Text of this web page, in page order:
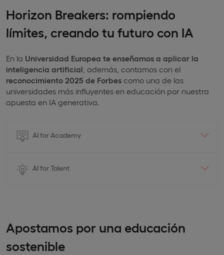
Horizon Breakers: rompiendo
límites, creando tu futuro con IA
En la Universidad Europea te enseñamos a aplicar la
inteligencia artificial , además, contamos con el
reconocimiento 2025 de Forbes como una de las
universidades más influyentes en educación por nuestra
apuesta en IA generativa.
AI for Academy
AI for Talent
Apostamos por una educación
sostenible